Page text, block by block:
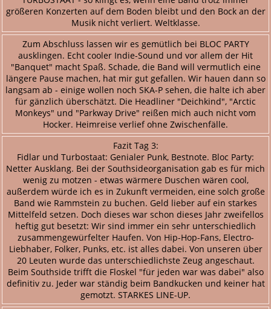
größeren Konzerten auf dem Boden bleibt und den Bock an der
Musik nicht verliert. Weltklasse.
Zum Abschluss lassen wir es gemütlich bei BLOC PARTY
ausklingen. Echt cooler Indie-Sound und vor allem der Hit
"Banquet" macht Spaß. Schade, die Band will vermutlich eine
längere Pause machen, hat mir gut gefallen. Wir hauen dann so
langsam ab - einige wollen noch SKA-P sehen, die halte ich aber
für gänzlich überschätzt. Die Headliner "Deichkind", "Arctic
Monkeys" und "Parkway Drive" reißen mich auch nicht vom
Hocker. Heimreise verlief ohne Zwischenfälle.
Fazit Tag 3:
Fidlar und Turbostaat: Genialer Punk, Bestnote. Bloc Party:
Netter Ausklang. Bei der Southsideorganisation gab es für mich
wenig zu motzen - etwas wärmere Duschen wären cool,
außerdem würde ich es in Zukunft vermeiden, eine solch große
Band wie Rammstein zu buchen. Geld lieber auf ein starkes
Mittelfeld setzen. Doch dieses war schon dieses Jahr zweifellos
heftig gut besetzt: Wir sind immer ein sehr unterschiedlich
zusammengewürfelter Haufen. Von Hip-Hop-Fans, Electro-
Liebhaber, Folker, Punks, etc. ist alles dabei. Von unseren über
20 Leuten wurde das unterschiedlichste Zeug angeschaut.
Beim Southside trifft die Floskel "für jeden war was dabei" also
definitiv zu. Jeder war ständig beim Bandkucken und keiner hat
gemotzt. STARKES LINE-UP.